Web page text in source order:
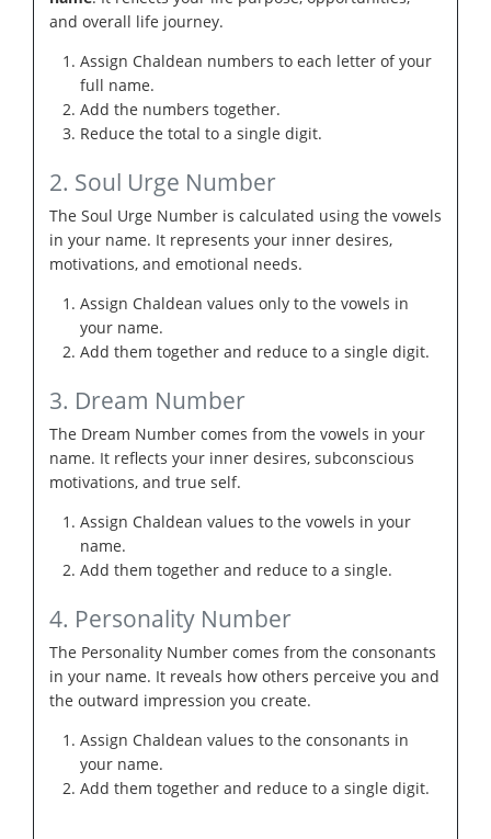
and overall life journey.
Assign Chaldean numbers to each letter of your
full name.
Add the numbers together.
Reduce the total to a single digit.
2. Soul Urge Number
The Soul Urge Number is calculated using the vowels
in your name. It represents your inner desires,
motivations, and emotional needs.
Assign Chaldean values only to the vowels in
your name.
Add them together and reduce to a single digit.
3. Dream Number
The Dream Number comes from the vowels in your
name. It reflects your inner desires, subconscious
motivations, and true self.
Assign Chaldean values to the vowels in your
name.
Add them together and reduce to a single.
4. Personality Number
The Personality Number comes from the consonants
in your name. It reveals how others perceive you and
the outward impression you create.
Assign Chaldean values to the consonants in
your name.
Add them together and reduce to a single digit.